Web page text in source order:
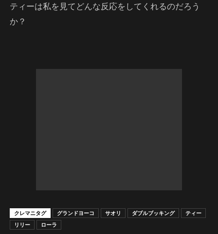
ティーは私を見てどんな反応をしてくれるのだろう
か？
クレマニタグ グランドヨーコ サオリ ダブルブッキング
ティー
リリー
ローラ